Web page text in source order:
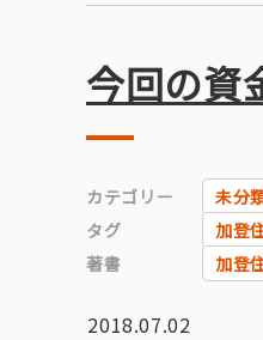
今回の資
カテゴリー
未分
タグ
加登
著書
加登
2018.07.02